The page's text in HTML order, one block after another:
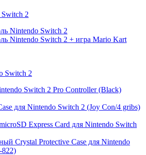
2
Nintendo Switch 2
Nintendo Switch 2 + игра Mario Kart
Switch 2
Switch 2 Pro Controller (Black)
для Nintendo Switch 2 (Joy Con/4 gribs)
Express Card для Nintendo Switch
Crystal Protective Case для Nintendo
822)